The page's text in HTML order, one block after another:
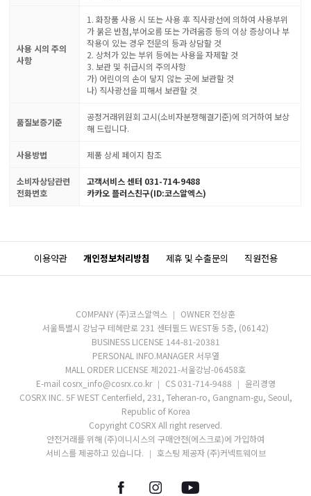
사용 시의 주의
사항
1. 화장품 사용 시 또는 사용 후 직사광선에 의하여 사용부위
가 붉은 반점,부어오름 또는 가려움증 등의 이상 증상이나 부
작용이 있는 경우 전문의 등과 상담할 것
2. 상처가 있는 부위 등에는 사용을 자제할 것
3. 보관 및 취급시의 주의사항
가) 어린이의 손이 닿지 않는 곳에 보관할 것
나) 직사광선을 피해서 보관할 것
품질보증기준
공정거래위원회 고시(소비자분쟁해결기준)에 의거하여 보상
해 드립니다.
사용방법 제품 상세 페이지 참조
소비자상담관련
전화번호
고객서비스 센터 031-714-9488
카카오 플러스친구(ID:코스알엑스)
이용약관 개인정보처리방침 제휴 및 수출문의 직원전용
COMPANY (주)코스알엑스
OWNER 전상훈
서울특별시 강남구 테헤란로 231 센터필드 WEST동 5층, (06142)
BUSINESS LICENSE 144-81-20381
PERSONAL INFO.MANAGER 서무열
MALL ORDER LICENSE 제2021-서울강남-06458호
E-mail cosrx_info@cosrx.co.kr
CS 031-714-9488
윤리경영
COSRX INC. 5F WEST Centerfield, 231, Teheran-ro, Gangnam-gu, Seoul,
Republic of Korea
Copyright COSRX All right reserved.
안전거래를 위해 (주)이니시스의 구매안전(에스크로)에 가입하여
서비스를 제공하고 있습니다.
호스팅 제공자 (주)커넥트웨이브